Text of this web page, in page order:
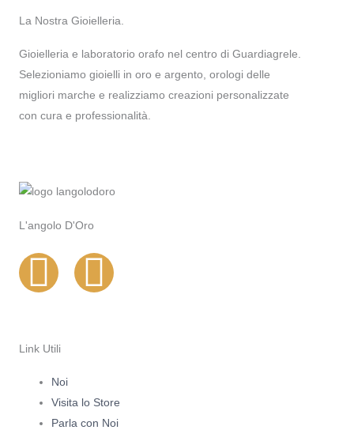
La Nostra Gioielleria.
Gioielleria e laboratorio orafo nel centro di Guardiagrele.
Selezioniamo gioielli in oro e argento, orologi delle
migliori marche e realizziamo creazioni personalizzate
con cura e professionalità.
L'angolo D'Oro
I
n
s
t
a
F
a
b
Link Utili
Noi
Visita lo Store
Parla con Noi